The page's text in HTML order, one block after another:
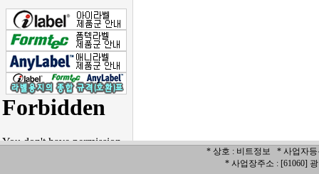
* 상호 : 비트정보 * 사업자등
* 사업장주소 : [61060]